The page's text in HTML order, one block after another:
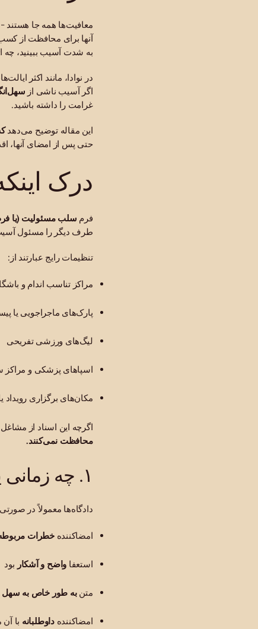
معافیت‌ها همه جا هستند
آنها برای محافظت از
به شدت آسیب ببینید، چه
در نوادا، مانند اکثر
اگر آسیب ناشی از
غرامت را داشته باشید.
این مقاله توضیح می‌دهد
حتی پس از امضای آنها،
درک
فرم سلب مسئولیت (یا
طرف دیگر را مسئول
تنظیمات رایج عبارتند از:
مراکز تناسب اندام و
پارک‌های ماجراجویی یا
لیگ‌های ورزشی تفریحی
اسپاهای پزشکی و مراکز
مکان‌های برگزاری
اگرچه این اسناد از مشاغل
محافظت نمی‌کنند.
۱. چه زمانی یک انصراف قابل اجرا است
دادگاه‌ها معمولاً در
امضاکنندهخطرات
استعفا واضح و آشکار بود
متنبه طور خاص به سهل
امضاکنندهداوطلبانه با